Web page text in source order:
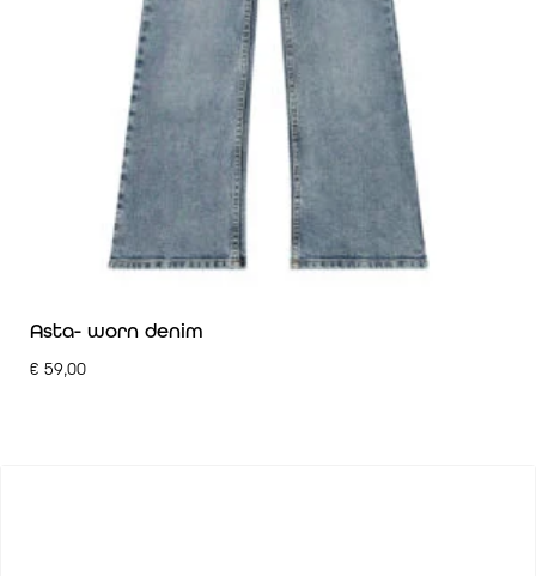
Asta- worn denim
€ 59,00